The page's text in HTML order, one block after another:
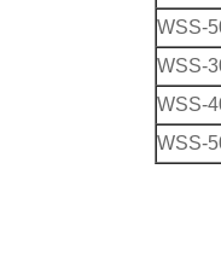
WSS-
WSS-
WSS-
WSS-